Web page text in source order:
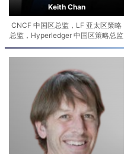
Keith Chan
CNCF 中国区总监，LF 亚太区策略
总监，Hyperledger 中国区策略总监